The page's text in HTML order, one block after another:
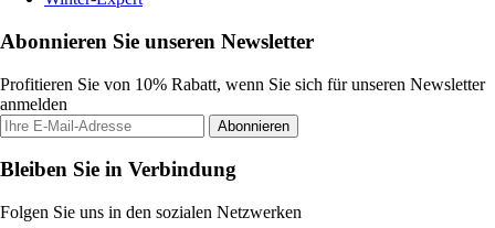
Abonnieren Sie unseren Newsletter
Profitieren Sie von 10% Rabatt, wenn Sie sich für unseren Newsletter
anmelden
Abonnieren
Bleiben Sie in Verbindung
Folgen Sie uns in den sozialen Netzwerken